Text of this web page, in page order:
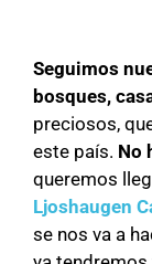
Seguimos
bosques,
preciosos,
este país. No
queremos
Ljoshaugen
se nos va a